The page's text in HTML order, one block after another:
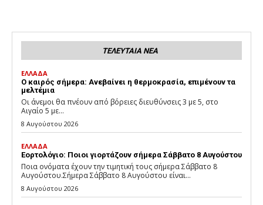
ΤΕΛΕΥΤΑΙΑ ΝΕΑ
ΕΛΛΑΔΑ
Ο καιρός σήμερα: Ανεβαίνει η θερμοκρασία, επιμένουν τα
μελτέμια
Οι άνεμοι θα πνέουν από βόρειες διευθύνσεις 3 με 5, στο
Αιγαίο 5 με...
8 Αυγούστου 2026
ΕΛΛΑΔΑ
Εορτολόγιο: Ποιοι γιορτάζουν σήμερα Σάββατο 8 Αυγούστου
Ποια ονόματα έχουν την τιμητική τους σήμερα Σάββατο 8
Αυγούστου.Σήμερα Σάββατο 8 Αυγούστου είναι...
8 Αυγούστου 2026